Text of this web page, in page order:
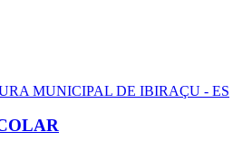
MUNICIPAL DE IBIRAÇU - ES